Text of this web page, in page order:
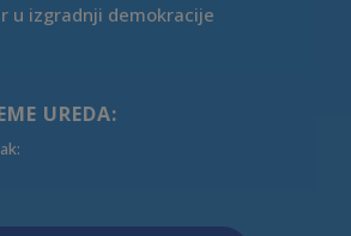
u izgradnji demokracije
UREDA: